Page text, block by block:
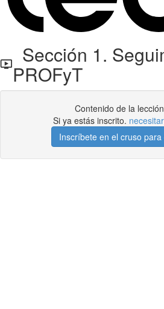
Sección 1.
PROFyT
Contenido de la
Si ya estás inscrito.
Inscríbete en el cruso